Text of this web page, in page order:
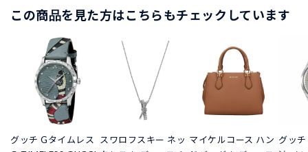
この商品を見た方はこちらもチェックしています
グッチ Gタイムレス
スワロフスキー ネッ マイケルコース ハン グッ